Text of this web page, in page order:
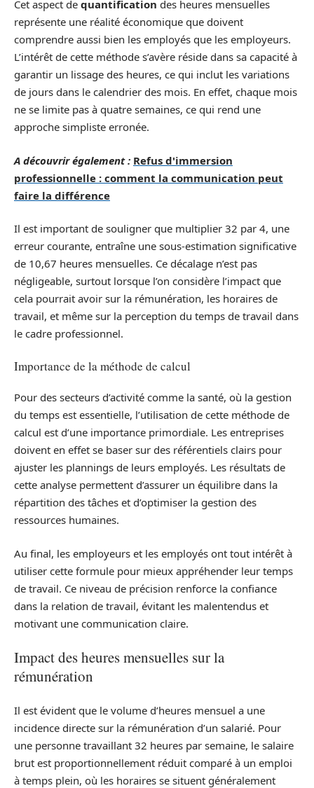
Cet aspect de quantification des heures mensuelles
représente une réalité économique que doivent
comprendre aussi bien les employés que les employeurs.
L’intérêt de cette méthode s’avère réside dans sa capacité à
garantir un lissage des heures, ce qui inclut les variations
de jours dans le calendrier des mois. En effet, chaque mois
ne se limite pas à quatre semaines, ce qui rend une
approche simpliste erronée.
A découvrir également : Refus d'immersion
professionnelle : comment la communication peut
faire la différence
Il est important de souligner que multiplier 32 par 4, une
erreur courante, entraîne une sous-estimation significative
de 10,67 heures mensuelles. Ce décalage n’est pas
négligeable, surtout lorsque l’on considère l’impact que
cela pourrait avoir sur la rémunération, les horaires de
travail, et même sur la perception du temps de travail dans
le cadre professionnel.
Importance de la méthode de calcul
Pour des secteurs d’activité comme la santé, où la gestion
du temps est essentielle, l’utilisation de cette méthode de
calcul est d’une importance primordiale. Les entreprises
doivent en effet se baser sur des référentiels clairs pour
ajuster les plannings de leurs employés. Les résultats de
cette analyse permettent d’assurer un équilibre dans la
répartition des tâches et d’optimiser la gestion des
ressources humaines.
Au final, les employeurs et les employés ont tout intérêt à
utiliser cette formule pour mieux appréhender leur temps
de travail. Ce niveau de précision renforce la confiance
dans la relation de travail, évitant les malentendus et
motivant une communication claire.
Impact des heures mensuelles sur la
rémunération
Il est évident que le volume d’heures mensuel a une
incidence directe sur la rémunération d’un salarié. Pour
une personne travaillant 32 heures par semaine, le salaire
brut est proportionnellement réduit comparé à un emploi
à temps plein, où les horaires se situent généralement